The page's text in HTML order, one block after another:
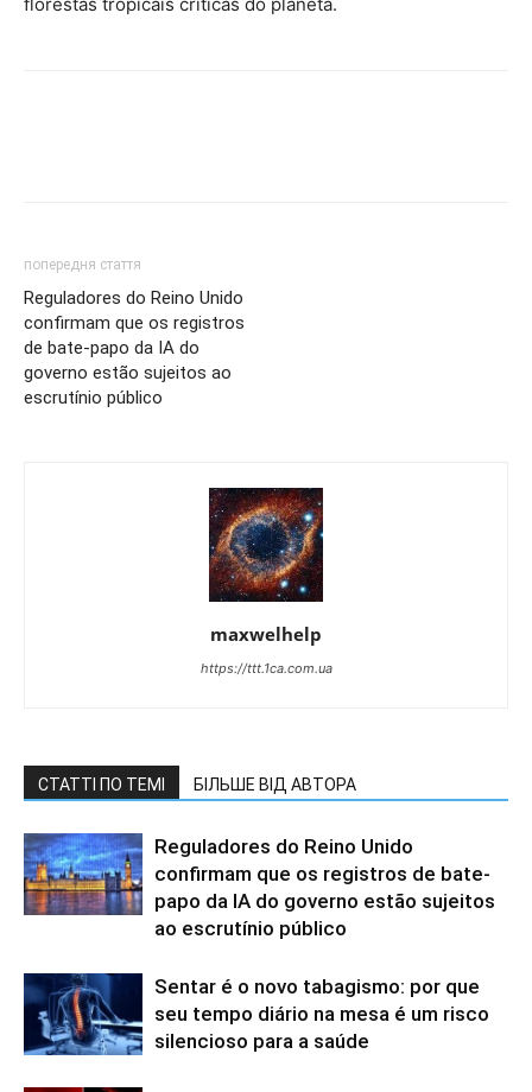
попередня стаття
Reguladores do Reino Unido
confirmam que os registros
de bate-papo da IA do
governo estão sujeitos ao
escrutínio público
maxwelhelp
https://ttt.1ca.com.ua
СТАТТІ ПО ТЕМІ БІЛЬШЕ ВІД АВТОРА
Reguladores do Reino Unido
confirmam que os registros de bate-
papo da IA do governo estão sujeitos
ao escrutínio público
Sentar é o novo tabagismo: por que
seu tempo diário na mesa é um risco
silencioso para a saúde